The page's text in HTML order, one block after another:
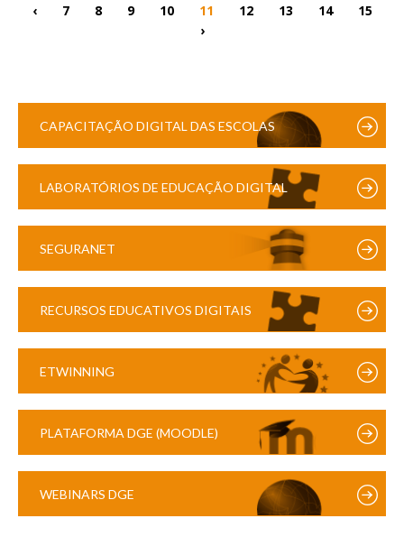
‹ 7 8 9 10 11 12 13 14
15
›
CAPACITAÇÃO DIGITAL DAS ESCOLAS
LABORATÓRIOS DE EDUCAÇÃO DIGITAL
SEGURANET
RECURSOS EDUCATIVOS DIGITAIS
ETWINNING
PLATAFORMA DGE (MOODLE)
WEBINARS DGE